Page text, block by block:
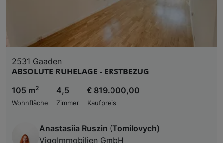
2531 Gaaden
ABSOLUTE RUHELAGE - ERSTBEZUG
105 m2
Wohnfläche
4,5
Zimmer
€ 819.000,00
Kaufpreis
Anastasiia Ruszin (Tomilovych)
VigoImmobilien GmbH